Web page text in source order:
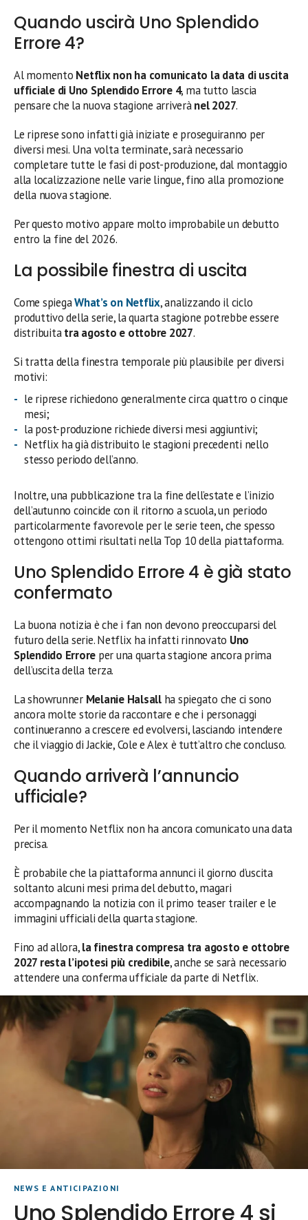
Quando uscirà Uno Splendido
Errore 4?
Al momento Netflix non ha comunicato la data di uscita
ufficiale di Uno Splendido Errore 4, ma tutto lascia
pensare che la nuova stagione arriverànel 2027.
Le riprese sono infatti già iniziate e proseguiranno per
diversi mesi. Una volta terminate, sarà necessario
completare tutte le fasi di post-produzione, dal montaggio
alla localizzazione nelle varie lingue, fino alla promozione
della nuova stagione.
Per questo motivo appare molto improbabile un debutto
entro la fine del 2026.
La possibile finestra di uscita
Come spiegaWhat’s on Netflix, analizzando il ciclo
produttivo della serie, la quarta stagione potrebbe essere
distribuitatra agosto e ottobre 2027.
Si tratta della finestra temporale più plausibile per diversi
motivi:
le riprese richiedono generalmente circa quattro o cinque
mesi;
la post-produzione richiede diversi mesi aggiuntivi;
Netflix ha già distribuito le stagioni precedenti nello
stesso periodo dell’anno.
Inoltre, una pubblicazione tra la fine dell’estate e l’inizio
dell’autunno coincide con il ritorno a scuola, un periodo
particolarmente favorevole per le serie teen, che spesso
ottengono ottimi risultati nella Top 10 della piattaforma.
Uno Splendido Errore 4 è già stato
confermato
La buona notizia è che i fan non devono preoccuparsi del
futuro della serie. Netflix ha infatti rinnovato Uno
Splendido Errore per una quarta stagione ancora prima
dell’uscita della terza.
La showrunner Melanie Halsallha spiegato che ci sono
ancora molte storie da raccontare e che i personaggi
continueranno a crescere ed evolversi, lasciando intendere
che il viaggio di Jackie, Cole e Alex è tutt’altro che concluso.
Quando arriverà l’annuncio
ufficiale?
Per il momento Netflix non ha ancora comunicato una data
precisa.
È probabile che la piattaforma annunci il giorno d’uscita
soltanto alcuni mesi prima del debutto, magari
accompagnando la notizia con il primo teaser trailer e le
immagini ufficiali della quarta stagione.
Fino ad allora,la finestra compresa tra agosto e ottobre
2027 resta l’ipotesi più credibile, anche se sarà necessario
attendere una conferma ufficiale da parte di Netflix.
NEWS E ANTICIPAZIONI
Uno Splendido Errore 4 si